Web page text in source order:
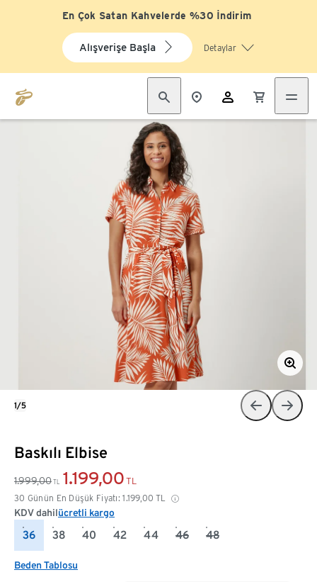
En Çok Satan Kahvelerde %30 İndirim
Alışverişe Başla Detaylar
Baskılı Elbise
1.999,00 TL 1.199,00 TL
30 Günün En Düşük Fiyatı: 1.199,00 TL
KDV dahilücretli kargo
36 38 40 42 44 46 48
Beden Tablosu
1/5